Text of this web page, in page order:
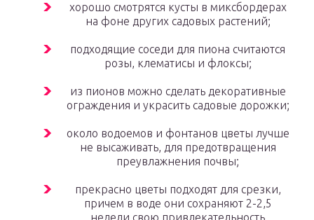
хорошо смотрятся кусты в миксбордерах
на фоне других садовых растений;
подходящие соседи для пиона считаются
розы, клематисы и флоксы;
из пионов можно сделать декоративные
ограждения и украсить садовые дорожки;
около водоемов и фонтанов цветы лучше
не высаживать, для предотвращения
преувлажнения почвы;
прекрасно цветы подходят для срезки,
причем в воде они сохраняют 2-2,5
недели свою привлекательность